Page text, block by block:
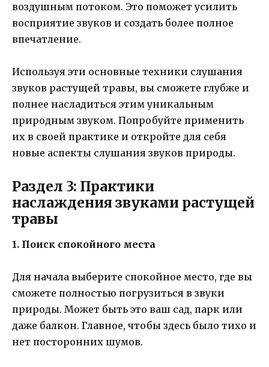
воздушным потоком. Это поможет усилить
восприятие звуков и создать более полное
впечатление.
Используя эти основные техники слушания
звуков растущей травы, вы сможете глубже и
полнее насладиться этим уникальным
природным звуком. Попробуйте применить
их в своей практике и откройте для себя
новые аспекты слушания звуков природы.
Раздел 3: Практики
наслаждения звуками растущей
травы
1. Поиск спокойного места
Для начала выберите спокойное место, где вы
сможете полностью погрузиться в звуки
природы. Может быть это ваш сад, парк или
даже балкон. Главное, чтобы здесь было тихо и
нет посторонних шумов.